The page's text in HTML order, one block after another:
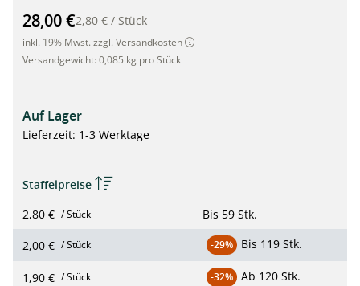
TUBEX Vine Original, Premium Rebschutz-Röhre, 60cm, Ø90-
28,00 €2,80 € / Stück
inkl. 19% Mwst. zzgl. Versandkosten
Versandgewicht: 0,085 kg pro Stück
Auf Lager
Lieferzeit: 1-3 Werktage
Staffelpreise
2,80 € / Stück Bis 59 Stk.
2,00 € / Stück -29% Bis 119 Stk.
1,90 € / Stück -32% Ab 120 Stk.